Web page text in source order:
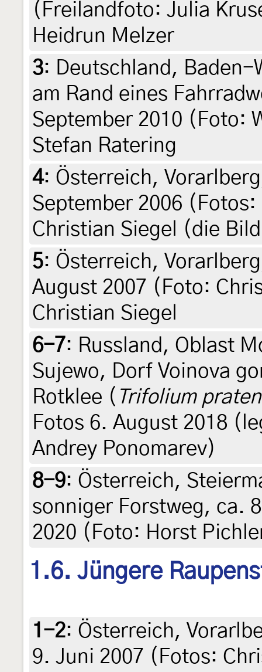
(Freilandfoto: Julia
Heidrun Melzer
3: Deutschland,
am Rand eines
September 2010 (Foto:
Stefan Ratering
4: Österreich,
September 2006
Christian Siegel (die
5: Österreich,
August 2007 (Foto:
Christian Siegel
6-7: Russland, Oblast
Sujewo, Dorf Voinova
Rotklee ( Trifolium
Fotos 6. August 2018
Andrey Ponomarev)
8-9: Österreich,
sonniger Forstweg, ca.
2020 (Foto: Horst
1.6. Jüngere
1-2: Österreich,
9. Juni 2007 (Fotos: